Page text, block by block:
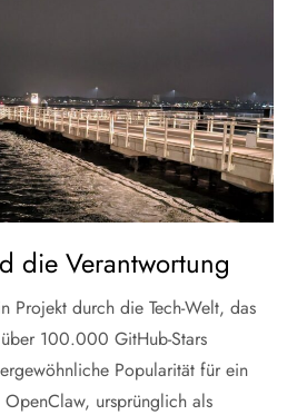
die Verantwortung
Projekt durch die Tech-Welt, das
100.000 GitHub-Stars
Popularität für ein
OpenClaw, ursprünglich als